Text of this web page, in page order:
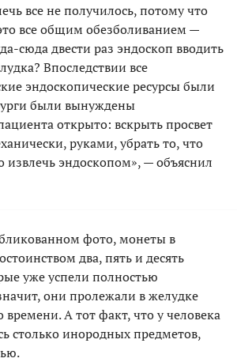
все не получилось, потому что
все общим обезболиванием —
сюда двести раз эндоскоп вводить
Впоследствии все
эндоскопические ресурсы были
были вынуждены
открыто: вскрыть просвет
руками, убрать то, что
эндоскопом», — объяснил
фото, монеты в
два, пять и десять
уже успели полностью
они пролежали в желудке
времени. А тот факт, что у человека
столько инородных предметов,